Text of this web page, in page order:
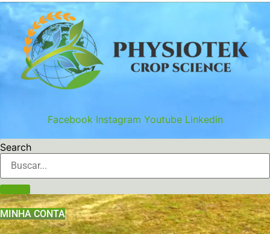
Ir
para
conteúdo
Facebook Instagram Youtube Linkedin
Search
MINHA CONTA